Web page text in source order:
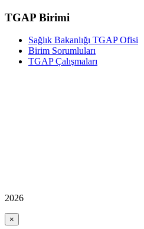
TGAP Birimi
Sağlık Bakanlığı TGAP Ofisi
Birim Sorumluları
TGAP Çalışmaları
2026
×